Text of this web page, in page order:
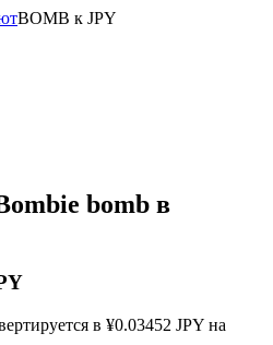
BOMB к JPY
bomb в
в ¥0.03452 JPY на